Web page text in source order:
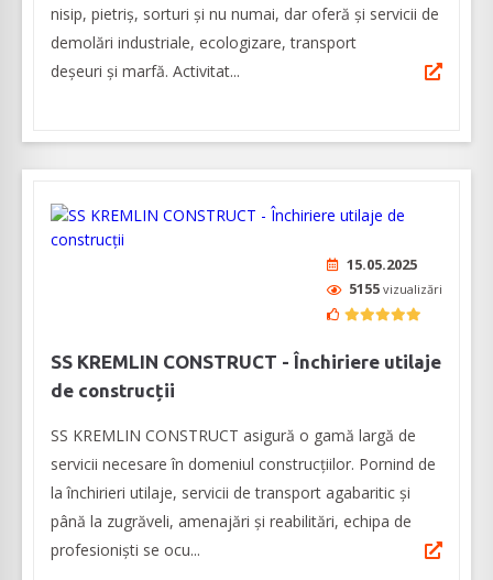
nisip, pietriș, sorturi şi nu numai, dar oferă şi servicii de
demolări industriale, ecologizare, transport
deșeuri şi marfă. Activitat...
15.05.2025
5155 vizualizări
SS KREMLIN CONSTRUCT - Închiriere utilaje
de construcții
SS KREMLIN CONSTRUCT asigură o gamă largă de
servicii necesare în domeniul construcțiilor. Pornind de
la închirieri utilaje, servicii de transport agabaritic și
până la zugrăveli, amenajări și reabilitări, echipa de
profesioniști se ocu...